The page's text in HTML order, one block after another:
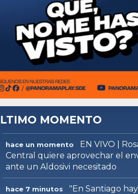
MOMENTO
hace un momento
EN VIVO |
Central quiere aprovechar el
ante un Aldosivi necesitado
hace 7 minutos
"En Santiago hay